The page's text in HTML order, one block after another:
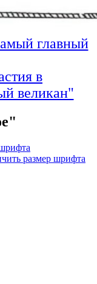
главный
в
великан"
размер шрифта